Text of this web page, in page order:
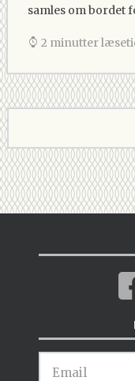
samles om bordet
2 minutter